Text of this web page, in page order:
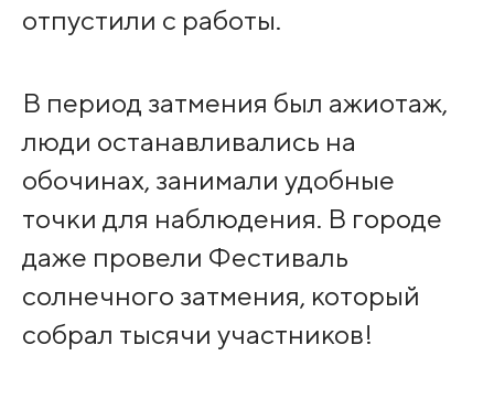
отпустили с работы.
В период затмения был ажиотаж,
люди останавливались на
обочинах, занимали удобные
точки для наблюдения. В городе
даже провели Фестиваль
солнечного затмения, который
собрал тысячи участников!